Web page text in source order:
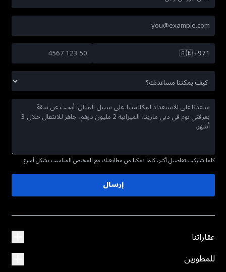
🇦🇪+971
كلما شاركت تفاصيل أكثر، كلما تمكنا من مطابقتك مع المختص المناسب بشكل أسرع.
إرسال
عقاراتنا
للمطورين